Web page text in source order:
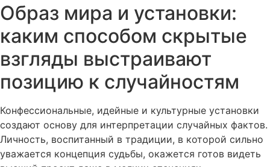
Образ мира и установки:
каким способом скрытые
взгляды выстраивают
позицию к случайностям
Конфессиональные, идейные и культурные установки
создают основу для интерпретации случайных фактов.
Личность, воспитанный в традиции, в которой сильно
уважается концепция судьбы, окажется готов видеть